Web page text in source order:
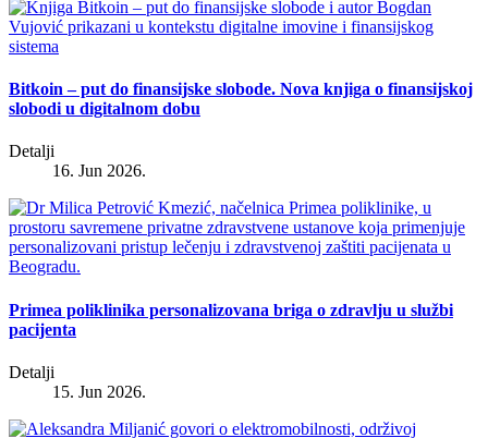
Bitkoin – put do finansijske slobode. Nova knjiga o finansijskoj
slobodi u digitalnom dobu
Detalji
16. Jun 2026.
Primea poliklinika personalizovana briga o zdravlju u službi
pacijenta
Detalji
15. Jun 2026.